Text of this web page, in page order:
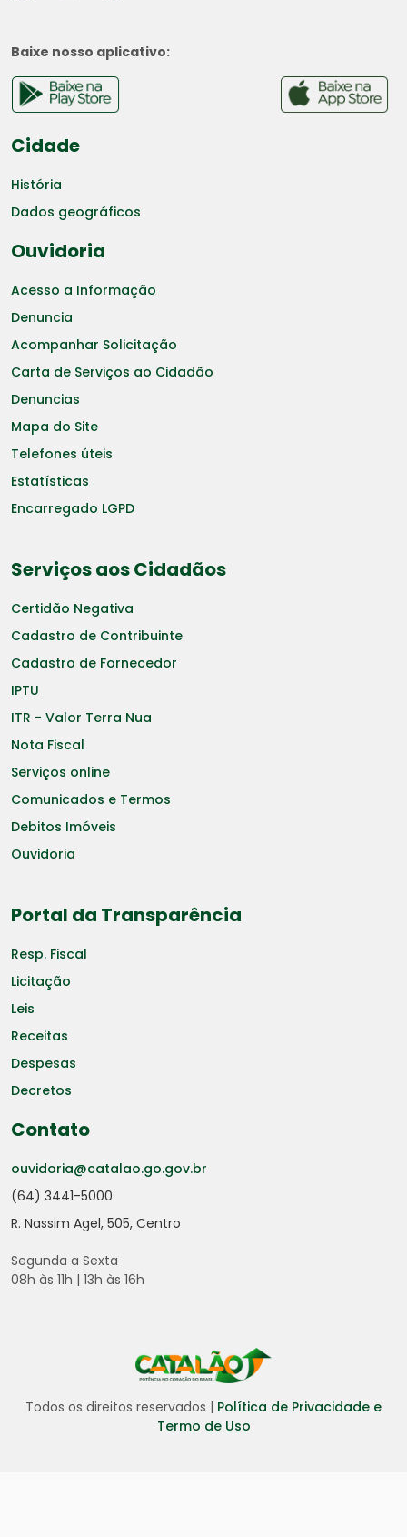
Baixe nosso aplicativo:
Cidade
História
Dados geográficos
Ouvidoria
Acesso a Informação
Denuncia
Acompanhar Solicitação
Carta de Serviços ao Cidadão
Denuncias
Mapa do Site
Telefones úteis
Estatísticas
Encarregado LGPD
Serviços aos Cidadãos
Certidão Negativa
Cadastro de Contribuinte
Cadastro de Fornecedor
IPTU
ITR - Valor Terra Nua
Nota Fiscal
Serviços online
Comunicados e Termos
Debitos Imóveis
Ouvidoria
Portal da Transparência
Resp. Fiscal
Licitação
Leis
Receitas
Despesas
Decretos
Contato
ouvidoria@catalao.go.gov.br
(64) 3441-5000
R. Nassim Agel, 505, Centro
Segunda a Sexta
08h às 11h | 13h às 16h
Todos os direitos reservados | Política de Privacidade e
Termo de Uso